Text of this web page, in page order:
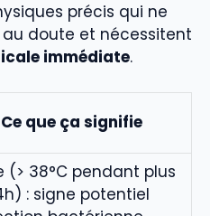
précis qui ne
doute et nécessitent
immédiate.
Ce que ça signifie
(> 38°C pendant plus
: signe potentiel